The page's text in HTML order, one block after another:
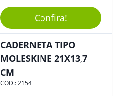
Sua Empresa Em Eventos,
Reuniões Corporativas Ou Até
Mesmo Para Presentear
Colaboradores E Parceiros De
Sua Empresa.
Confira!
CADERNETA TIPO
MOLESKINE 21X13,7
CM
COD.:2154